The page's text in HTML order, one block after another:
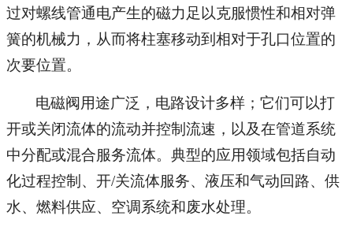
过对螺线管通电产生的磁力足以克服惯性和相对弹
簧的机械力，从而将柱塞移动到相对于孔口位置的
次要位置。
电磁阀用途广泛，电路设计多样；它们可以打
开或关闭流体的流动并控制流速，以及在管道系统
中分配或混合服务流体。典型的应用领域包括自动
化过程控制、开/关流体服务、液压和气动回路、供
水、燃料供应、空调系统和废水处理。